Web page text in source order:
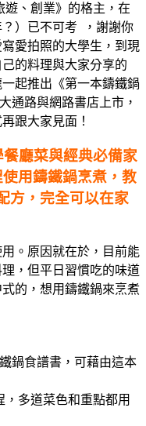
遊、創業》的格主，在
）已不可考 ，謝謝你
愛拍照的大學生，到現
的料理與大家分享的
起推出《第一本鑄鐵鍋
通路與網路書店上市，
跟大家見面！
廳菜與經典必備家
用鑄鐵鍋烹煮，教
方，完全可以在家
。原因就在於，目前能
，但平日習慣吃的味道
的，想用鑄鐵鍋來烹煮
食譜書，可藉由這本
多道菜色和重點都用